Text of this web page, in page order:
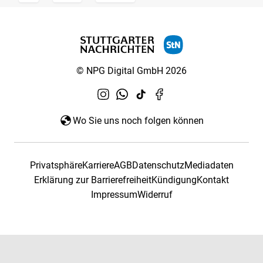
© NPG Digital GmbH 2026
Wo Sie uns noch folgen können
PrivatsphäreKarriereAGBDatenschutzMediadaten
Erklärung zur BarrierefreiheitKündigungKontakt
ImpressumWiderruf